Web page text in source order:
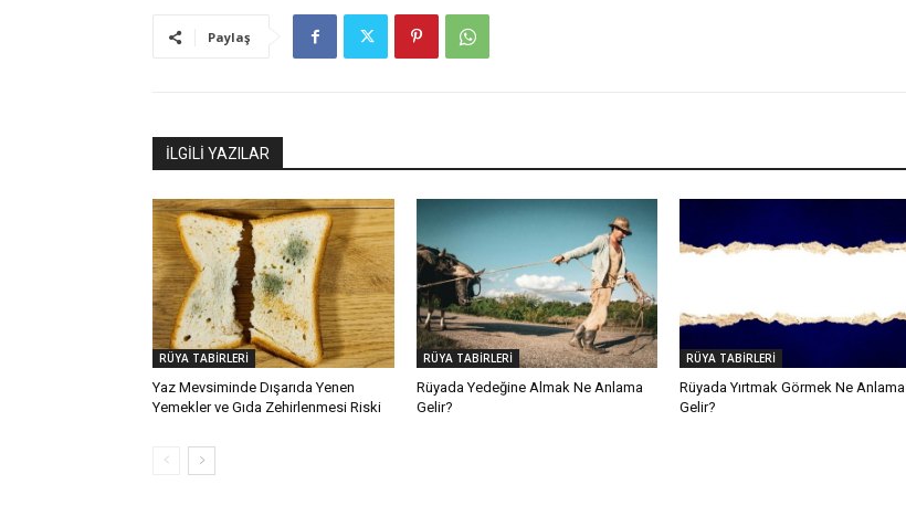
Paylaş
İLGİLİ YAZILAR
RÜYA TABİRLERİ
Yaz Mevsiminde Dışarıda Yenen
Yemekler ve Gıda Zehirlenmesi Riski
RÜYA TABİRLERİ
Rüyada Yedeğine Almak Ne Anlama
Gelir?
RÜYA TABİRLERİ
Rüyada Yırtmak Görmek Ne Anlama
Gelir?